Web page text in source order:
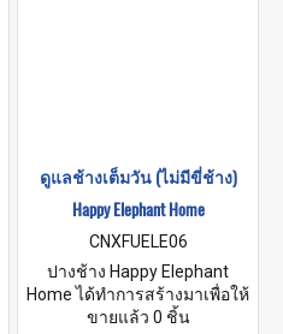
ดูแลช้างเต็มวัน (ไม่มีขี่ช้าง)
Happy Elephant Home
CNXFUELE06
ปางช้าง Happy Elephant
Home ได้ทำการสร้างมาเพื่อให้
นักท่องเที่ยวได้รับประสบการณ์
ขายแล้ว 0 ชิ้น